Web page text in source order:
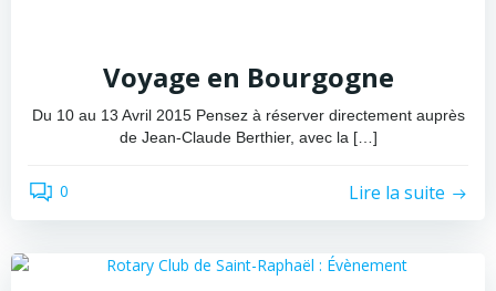
Voyage en Bourgogne
Du 10 au 13 Avril 2015 Pensez à réserver directement auprès
de Jean-Claude Berthier, avec la […]
0 Lire la suite